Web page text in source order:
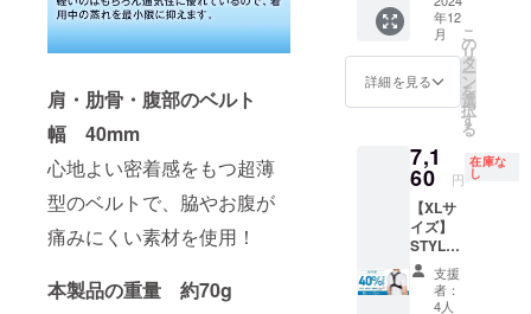
肩・肋骨・腹部のベルト
幅 40mm
心地よい密着感をもつ超薄
型のベルトで、脇やお腹が
痛みにくい素材を使用！
本製品の重量 約70g
F】 一
般販売
予定価
格
11,960
円（税
→【7,1
60円】
（税
込・送
料込）
[サ
イズ] L
サイ
ズ ア
年12
月
詳細を見る
こ
の
リ
タ
ー
ン
を
選
択
す
る
7,1
60 円
在庫な
し
【XLサ
イズ】
STYLE
ARTIST
SMART
LIGHT×
支援
者：
4人